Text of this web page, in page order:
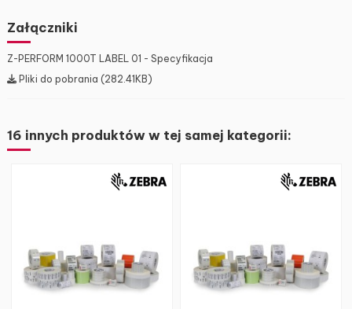
Załączniki
Z-PERFORM 1000T LABEL 01 - Specyfikacja
Pliki do pobrania (282.41KB)
16 innych produktów w tej samej kategorii: